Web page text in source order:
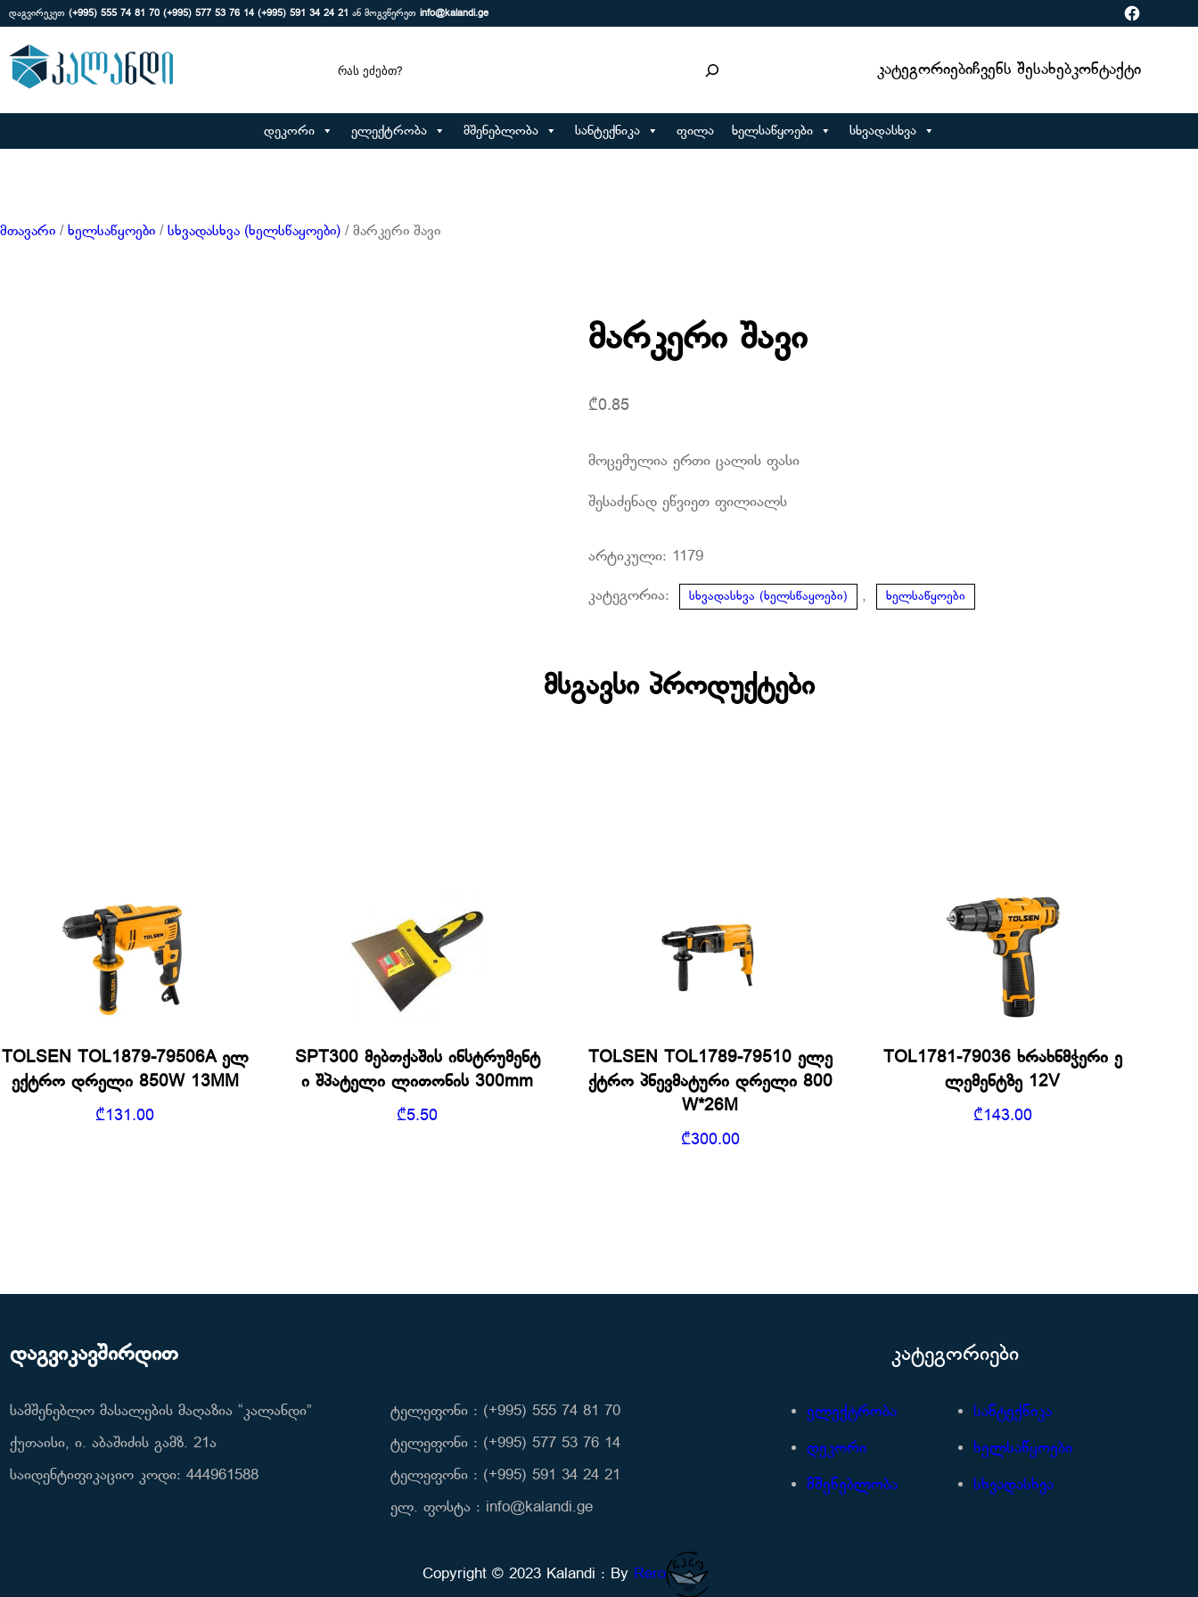
დაგვირეკეთ (+995) 555 74 81 70 (+995) 577 53 76 14 (+995) 591 34 24 21 ან მოგვწერეთ info@kalandi.ge Facebook
Search ᲙატეგორიებიᲩვენს ᲨესახებᲙონტაქტი
დეკორი ელექტრობა მშენებლობა სანტექნიკა ფილა ხელსაწყოები სხვადასხვა
მთავარი / ხელსაწყოები / სხვადასხვა (ხელსწაყოები) / მარკერი შავი
მარკერი შავი
₾0.85
მოცემულია ერთი ცალის ფასი
შესაძენად ეწვიეთ ფილიალს
არტიკული: 1179
კატეგორია: სხვადასხვა (ხელსწაყოები) , ხელსაწყოები
მსგავსი პროდუქტები
TOLSEN TOL1879-79506A ელ
ექტრო დრელი 850W 13MM
₾131.00
SPT300 მებთქაშის ინსტრუმენტ
ი შპატელი ლითონის 300mm
₾5.50
TOLSEN TOL1789-79510 ელე
ქტრო პნევმატური დრელი 800
W*26M
₾300.00
TOL1781-79036 ხრახნმჭერი ე
ლემენტზე 12V
₾143.00
დაგვიკავშირდით
სამშენებლო მასალების მაღაზია “კალანდი”
ქუთაისი, ი. აბაშიძის გამზ. 21ა
საიდენტიფიკაციო კოდი: 444961588
ტელეფონი : (+995) 555 74 81 70
ტელეფონი : (+995) 577 53 76 14
ტელეფონი : (+995) 591 34 24 21
ელ. ფოსტა : info@kalandi.ge
კატეგორიები
ელექტრობა
დეკორი
მშენებლობა
სანტექნიკა
ხელსაწყოები
სხვადასხვა
Copyright © 2023 Kalandi : By Rero